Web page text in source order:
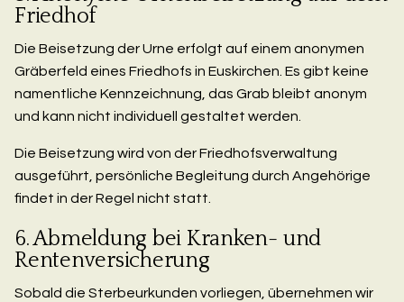
Friedhof
Die Beisetzung der Urne erfolgt auf einem anonymen
Gräberfeld eines Friedhofs in Euskirchen. Es gibt keine
namentliche Kennzeichnung, das Grab bleibt anonym
und kann nicht individuell gestaltet werden.
Die Beisetzung wird von der Friedhofsverwaltung
ausgeführt, persönliche Begleitung durch Angehörige
findet in der Regel nicht statt.
6. Abmeldung bei Kranken- und
Rentenversicherung
Sobald die Sterbeurkunden vorliegen, übernehmen wir